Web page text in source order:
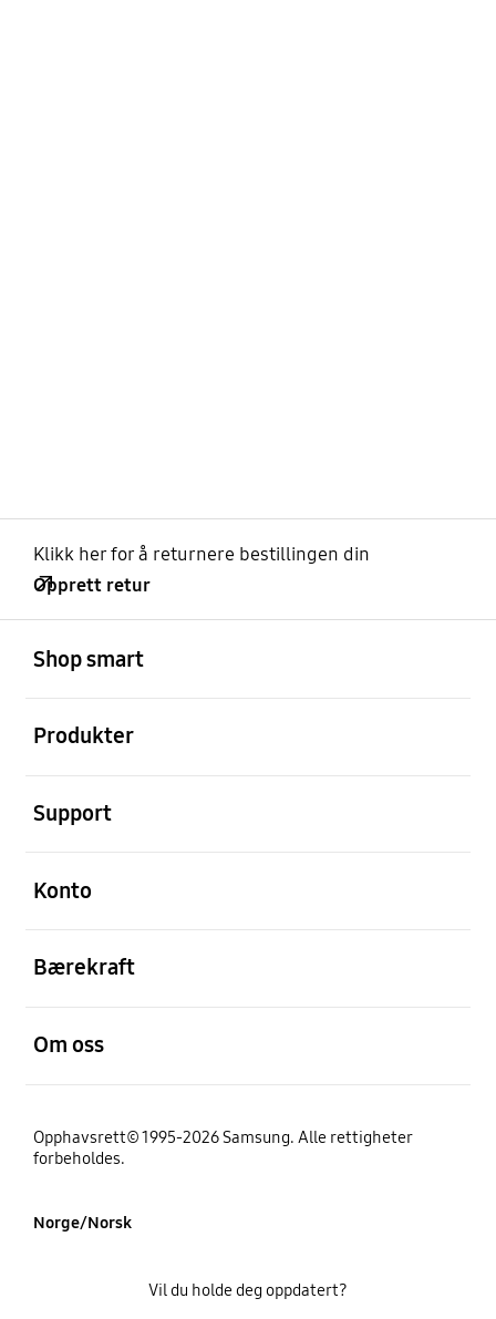
Klikk her for å returnere bestillingen din
Opprett retur
Shop smart
Produkter
Support
Konto
Bærekraft
Om oss
Opphavsrett© 1995-2026 Samsung. Alle rettigheter
forbeholdes.
Norge/Norsk
Vil du holde deg oppdatert?